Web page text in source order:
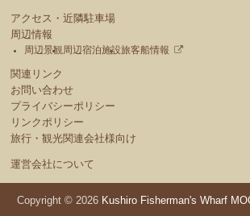
アクセス・近隣駐車場
周辺情報
周辺景観 周辺宿泊施設旅客船情報
関連リンク
お問い合わせ
プライバシーポリシー
リンクポリシー
旅行・観光関連会社様向け
運営会社について
Copyright © 2026 Kushiro Fisherman's Wharf